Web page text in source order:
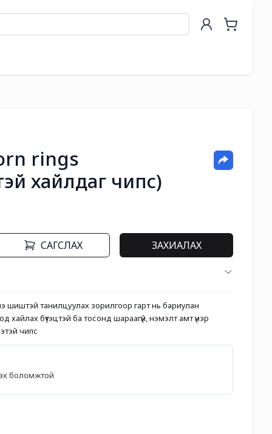
rings
хайлдаг чипс)
САГСЛАХ ЗАХИАЛАХ
танилцуулах зорилгоор гарт нь бариулан
бүтэцтэй ба тосонд шараагүй, нэмэлт амт үнэр
чипс
боломжтой